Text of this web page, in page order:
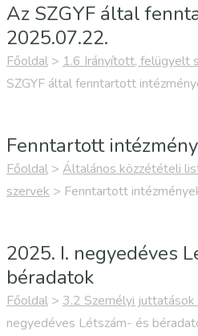
Az SZGYF által
2025.07.22.
Főoldal > 1.6 Irányított, felügyelt
SZGYF által fenntartott
Fenntartott
Főoldal > Általános közzétételi
szervek > Fenntartott
2025. I. negyedéves
béradatok
Főoldal > 3.2 Személyi juttatások
negyedéves Létszám- és